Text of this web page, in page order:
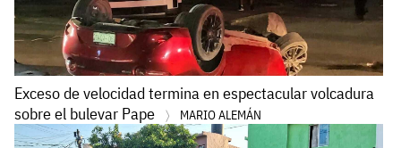
Exceso de velocidad termina en espectacular volcadura
sobre el bulevar Pape
MARIO ALEMÁN